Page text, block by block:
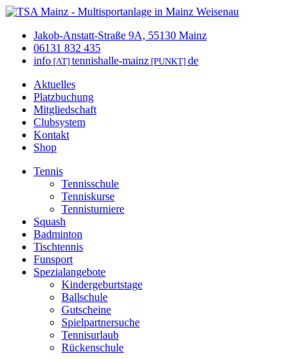
Jakob-Anstatt-Straße 9A, 55130 Mainz
06131 832 435
info [AT] tennishalle-mainz [PUNKT] de
Aktuelles
Platzbuchung
Mitgliedschaft
Clubsystem
Kontakt
Shop
Tennis
Tennisschule
Tenniskurse
Tennisturniere
Squash
Badminton
Tischtennis
Funsport
Spezialangebote
Kindergeburtstage
Ballschule
Gutscheine
Spielpartnersuche
Tennisurlaub
Rückenschule